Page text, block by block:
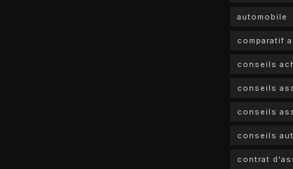
automobile
comparatif
conseils
conseils
conseils
conseils
contrat